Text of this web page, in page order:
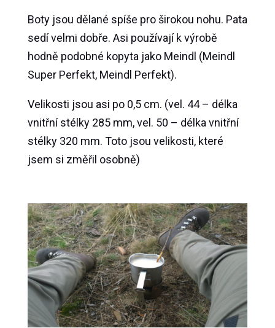
Boty jsou dělané spíše pro širokou nohu. Pata
sedí velmi dobře. Asi používají k výrobě
hodně podobné kopyta jako Meindl (Meindl
Super Perfekt, Meindl Perfekt).
Velikosti jsou asi po 0,5 cm. (vel. 44 – délka
vnitřní stélky 285 mm, vel. 50 – délka vnitřní
stélky 320 mm. Toto jsou velikosti, které
jsem si změřil osobně)